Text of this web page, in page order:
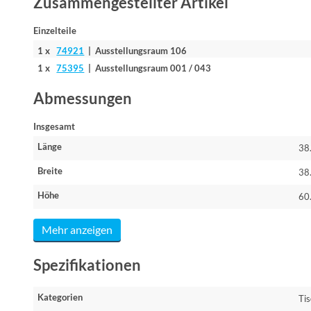
Einzelteile
1 x74921 | Ausstellungsraum 106
1 x75395 | Ausstellungsraum 001 / 043
Abmessungen
Insgesamt
Länge
Breite
Höhe
Mehr anzeigen
Spezifikationen
Kategorien